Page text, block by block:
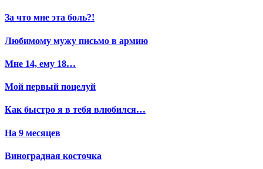
За что мне эта боль?!
Любимому мужу письмо в армию
Мне 14, ему 18…
Мой первый поцелуй
Как быстро я в тебя влюбился…
На 9 месяцев
Виноградная косточка